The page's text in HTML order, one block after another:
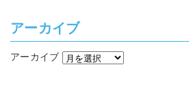
アーカイブ
アーカイブ